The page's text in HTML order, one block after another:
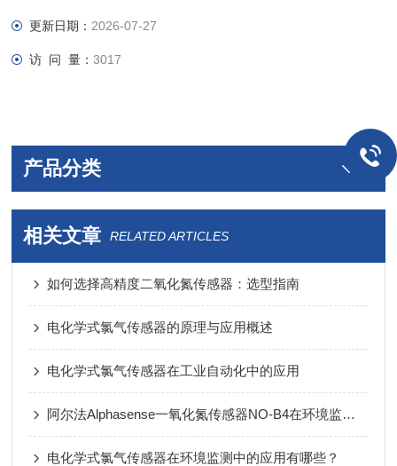
更新日期： 2026-07-27
访 问 量：3017
产品分类
相关文章 RELATED ARTICLES
如何选择高精度二氧化氮传感器：选型指南
电化学式氯气传感器的原理与应用概述
电化学式氯气传感器在工业自动化中的应用
阿尔法Alphasense一氧化氮传感器NO-B4在环境监测中的应用
电化学式氯气传感器在环境监测中的应用有哪些？